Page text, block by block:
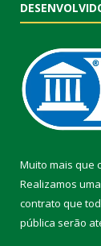
Muito mais que
Realizamos uma
contrato que
pública serão